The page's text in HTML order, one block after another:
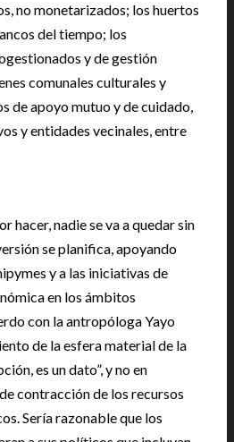
no monetarizados; los huertos
del tiempo; los
y de gestión
comunales culturales y
de apoyo mutuo y de cuidado,
y entidades vecinales, entre
hacer, nadie se va a quedar sin
se planifica, apoyando
y a las iniciativas de
en los ámbitos
con la antropóloga Yayo
de la esfera material de la
es un dato”, y no en
contracción de los recursos
Sería razonable que los